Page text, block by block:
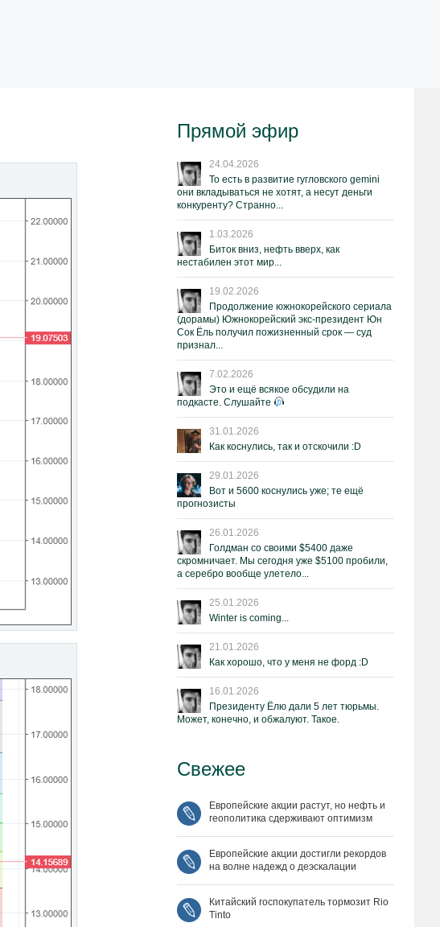
Прямой эфир
24.04.2026
То есть в развитие гугловского gemini
они вкладываться не хотят, а несут деньги
конкуренту? Странно...
1.03.2026
Биток вниз, нефть вверх, как
нестабилен этот мир...
19.02.2026
Продолжение южнокорейского сериала
(дорамы) Южнокорейский экс-президент Юн
Сок Ёль получил пожизненный срок — суд
признал...
7.02.2026
Это и ещё всякое обсудили на
подкасте. Слушайте
31.01.2026
Как коснулись, так и отскочили :D
29.01.2026
Вот и 5600 коснулись уже; те ещё
прогнозисты
26.01.2026
Голдман со своими $5400 даже
скромничает. Мы сегодня уже $5100 пробили,
а серебро вообще улетело...
25.01.2026
Winter is coming...
21.01.2026
Как хорошо, что у меня не форд :D
16.01.2026
Президенту Ёлю дали 5 лет тюрьмы.
Может, конечно, и обжалуют. Такое.
Свежее
Европейские акции растут, но нефть и
геополитика сдерживают оптимизм
Европейские акции достигли рекордов
на волне надежд о деэскалации
Китайский госпокупатель тормозит Rio
Tinto